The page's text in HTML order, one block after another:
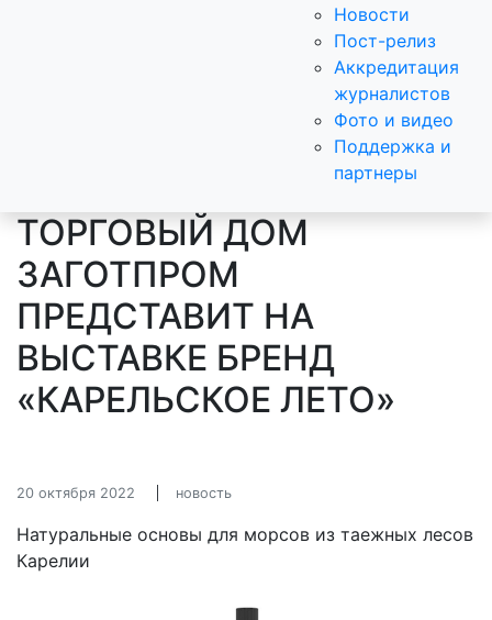
Новости
Пост-релиз
Аккредитация
журналистов
Фото и видео
Поддержка и
партнеры
ТОРГОВЫЙ ДОМ
ЗАГОТПРОМ
ПРЕДСТАВИТ НА
ВЫСТАВКЕ БРЕНД
«КАРЕЛЬСКОЕ ЛЕТО»
20 октября 2022 новость
Натуральные основы для морсов из таежных лесов
Карелии